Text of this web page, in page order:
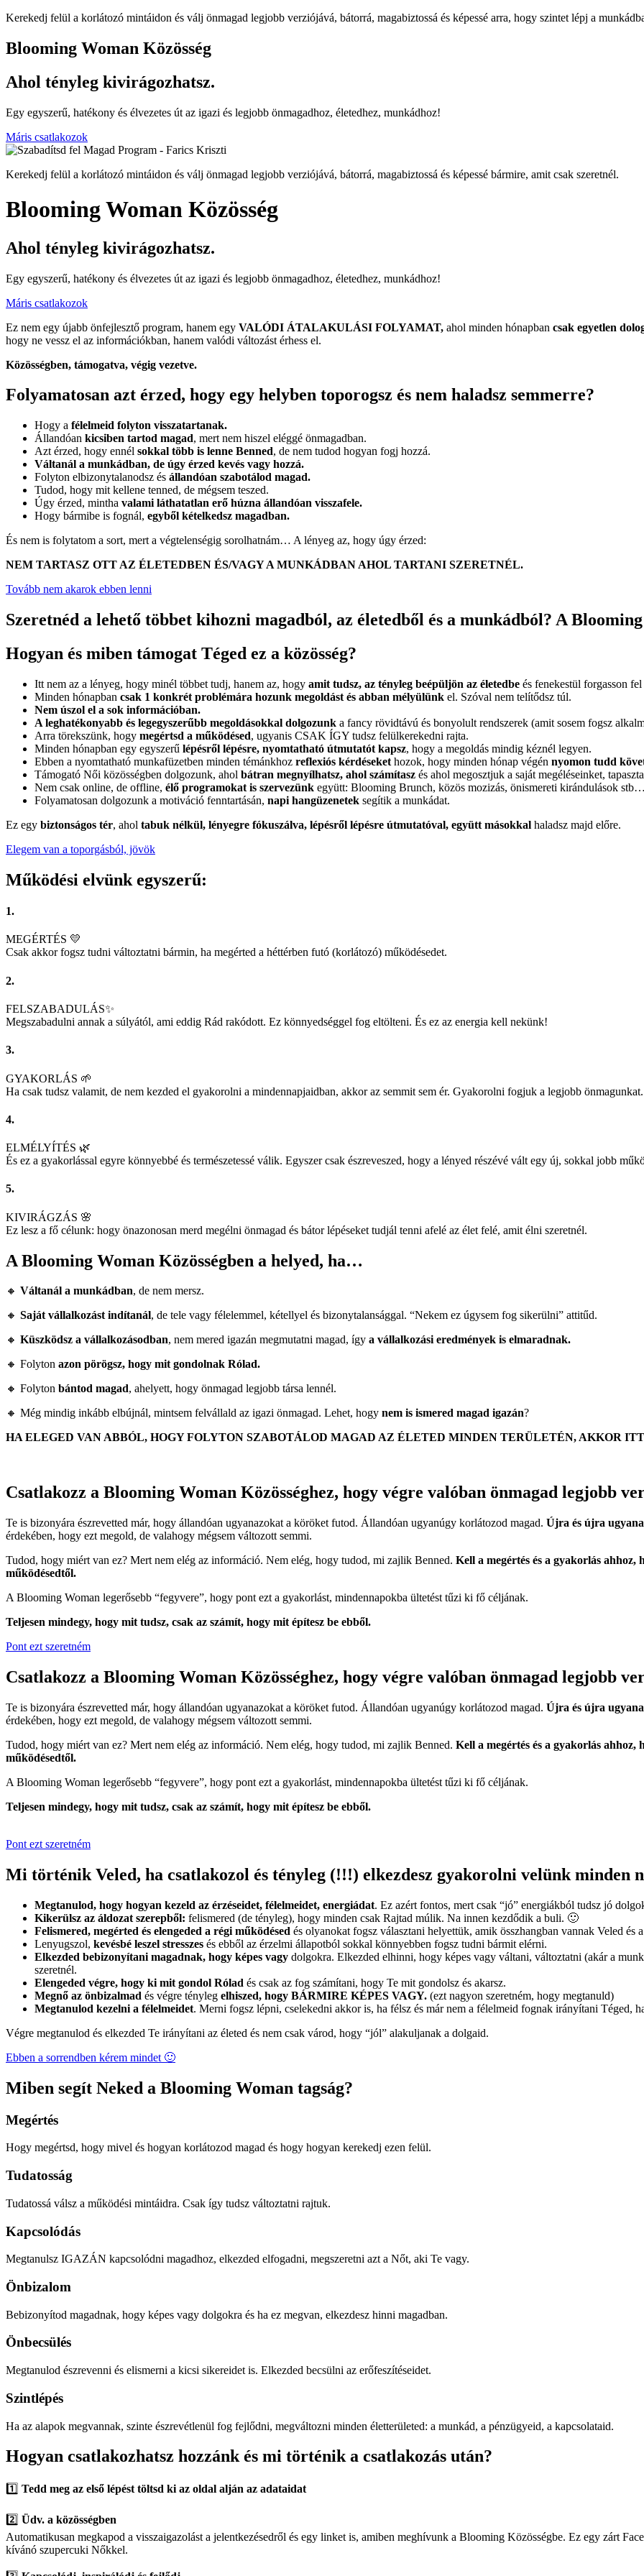
Kerekedj felül a korlátozó mintáidon és válj önmagad legjobb verziójává, bátorrá, magabiztossá és képessé arra, hogy szintet lépj a
Blooming Woman Közösség
Ahol tényleg kivirágozhatsz.
Egy egyszerű, hatékony és élvezetes út az igazi és legjobb önmagadhoz, életedhez, munkádhoz!
Máris csatlakozok
Kerekedj felül a korlátozó mintáidon és válj önmagad legjobb verziójává, bátorrá, magabiztossá és képessé bármire, amit csak szeretnél.
Blooming Woman Közösség
Ahol tényleg kivirágozhatsz.
Egy egyszerű, hatékony és élvezetes út az igazi és legjobb önmagadhoz, életedhez, munkádhoz!
Máris csatlakozok
Ez nem egy újabb önfejlesztő program, hanem egy VALÓDI ÁTALAKULÁSI FOLYAMAT, ahol minden hónapban csak egyetlen
hogy ne vessz el az információkban, hanem valódi változást érhess el.
Közösségben, támogatva, végig vezetve.
Folyamatosan azt érzed, hogy egy helyben toporogsz és nem haladsz semmerre?
Hogy a félelmeid folyton visszatartanak.
Állandóan kicsiben tartod magad, mert nem hiszel eléggé önmagadban.
Azt érzed, hogy ennél sokkal több is lenne Benned, de nem tudod hogyan fogj hozzá.
Váltanál a munkádban, de úgy érzed kevés vagy hozzá.
Folyton elbizonytalanodsz és állandóan szabotálod magad.
Tudod, hogy mit kellene tenned, de mégsem teszed.
Úgy érzed, mintha valami láthatatlan erő húzna állandóan visszafele.
Hogy bármibe is fognál, egyből kételkedsz magadban.
És nem is folytatom a sort, mert a végtelenségig sorolhatnám… A lényeg az, hogy úgy érzed:
NEM TARTASZ OTT AZ ÉLETEDBEN ÉS/VAGY A MUNKÁDBAN AHOL TARTANI SZERETNÉL.
Tovább nem akarok ebben lenni
Szeretnéd a lehető többet kihozni magadból, az életedből és a munkádból? A
Hogyan és miben támogat Téged ez a közösség?
Itt nem az a lényeg, hogy minél többet tudj, hanem az, hogy amit tudsz, az tényleg beépüljön az életedbe és fenekestül forgasson
Minden hónapban csak 1 konkrét problémára hozunk megoldást és abban mélyülünk el. Szóval nem telítődsz túl.
Nem úszol el a sok információban.
A leghatékonyabb és legegyszerűbb megoldásokkal dolgozunk a fancy rövidtávú és bonyolult rendszerek (amit sosem fogsz
Arra törekszünk, hogy megértsd a működésed, ugyanis CSAK ÍGY tudsz felülkerekedni rajta.
Minden hónapban egy egyszerű lépésről lépésre, nyomtatható útmutatót kapsz, hogy a megoldás mindig kéznél legyen.
Ebben a nyomtatható munkafüzetben minden témánkhoz reflexiós kérdéseket hozok, hogy minden hónap végén nyomon tudd
Támogató Női közösségben dolgozunk, ahol bátran megnyílhatsz, ahol számítasz és ahol megosztjuk a saját megéléseinket,
Nem csak online, de offline, élő programokat is szervezünk együtt: Blooming Brunch, közös mozizás, önismereti kirándulások stb…
Folyamatosan dolgozunk a motiváció fenntartásán, napi hangüzenetek segítik a munkádat.
Ez egy biztonságos tér, ahol tabuk nélkül, lényegre fókuszálva, lépésről lépésre útmutatóval, együtt másokkal haladsz majd előre.
Elegem van a toporgásból, jövök
Működési elvünk egyszerű:
1.
MEGÉRTÉS 💛
Csak akkor fogsz tudni változtatni bármin, ha megérted a héttérben futó (korlátozó) működésedet.
2.
FELSZABADULÁS✨
Megszabadulni annak a súlyától, ami eddig Rád rakódott. Ez könnyedséggel fog eltölteni. És ez az energia kell nekünk!
3.
GYAKORLÁS 🌱
Ha csak tudsz valamit, de nem kezded el gyakorolni a mindennapjaidban, akkor az semmit sem ér. Gyakorolni fogjuk a legjobb önmagunkat.
4.
ELMÉLYÍTÉS 🌿
És ez a gyakorlással egyre könnyebbé és természetessé válik. Egyszer csak észreveszed, hogy a lényed részévé vált egy új, sokkal jobb
5.
KIVIRÁGZÁS 🌸
Ez lesz a fő célunk: hogy önazonosan merd megélni önmagad és bátor lépéseket tudjál tenni afelé az élet felé, amit élni szeretnél.
A Blooming Woman Közösségben a helyed, ha…
🔸 Váltanál a munkádban, de nem mersz.
🔸 Saját vállalkozást indítanál, de tele vagy félelemmel, kétellyel és bizonytalansággal. “Nekem ez úgysem fog sikerülni” attitűd.
🔸 Küszködsz a vállalkozásodban, nem mered igazán megmutatni magad, így a vállalkozási eredmények is elmaradnak.
🔸 Folyton azon pörögsz, hogy mit gondolnak Rólad.
🔸 Folyton bántod magad, ahelyett, hogy önmagad legjobb társa lennél.
🔸 Még mindig inkább elbújnál, mintsem felvállald az igazi önmagad. Lehet, hogy nem is ismered magad igazán?
HA ELEGED VAN ABBÓL, HOGY FOLYTON SZABOTÁLOD MAGAD AZ ÉLETED MINDEN TERÜLETÉN, AKKOR
Csatlakozz a Blooming Woman Közösséghez, hogy végre valóban önmagad legjobb
Te is bizonyára észrevetted már, hogy állandóan ugyanazokat a köröket futod. Állandóan ugyanúgy korlátozod magad. Újra és újra
érdekében, hogy ezt megold, de valahogy mégsem változott semmi.
Tudod, hogy miért van ez? Mert nem elég az információ. Nem elég, hogy tudod, mi zajlik Benned. Kell a megértés és a gyakorlás ahhoz,
működésedtől.
A Blooming Woman legerősebb “fegyvere”, hogy pont ezt a gyakorlást, mindennapokba ültetést tűzi ki fő céljának.
Teljesen mindegy, hogy mit tudsz, csak az számít, hogy mit építesz be ebből.
Pont ezt szeretném
Csatlakozz a Blooming Woman Közösséghez, hogy végre valóban önmagad legjobb
Te is bizonyára észrevetted már, hogy állandóan ugyanazokat a köröket futod. Állandóan ugyanúgy korlátozod magad. Újra és újra
érdekében, hogy ezt megold, de valahogy mégsem változott semmi.
Tudod, hogy miért van ez? Mert nem elég az információ. Nem elég, hogy tudod, mi zajlik Benned. Kell a megértés és a gyakorlás ahhoz,
működésedtől.
A Blooming Woman legerősebb “fegyvere”, hogy pont ezt a gyakorlást, mindennapokba ültetést tűzi ki fő céljának.
Teljesen mindegy, hogy mit tudsz, csak az számít, hogy mit építesz be ebből.
Pont ezt szeretném
Mi történik Veled, ha csatlakozol és tényleg (!!!) elkezdesz gyakorolni velünk minden
Megtanulod, hogy hogyan kezeld az érzéseidet, félelmeidet, energiádat. Ez azért fontos, mert csak “jó” energiákból tudsz jó
Kikerülsz az áldozat szerepből: felismered (de tényleg), hogy minden csak Rajtad múlik. Na innen kezdődik a buli. 🙂
Felismered, megérted és elengeded a régi működésed és olyanokat fogsz választani helyettük, amik összhangban vannak Veled és
Lenyugszol, kevésbé leszel stresszes és ebből az érzelmi állapotból sokkal könnyebben fogsz tudni bármit elérni.
Elkezded bebizonyítani magadnak, hogy képes vagy dolgokra. Elkezded elhinni, hogy képes vagy váltani, változtatni (akár a
szeretnél.
Elengeded végre, hogy ki mit gondol Rólad és csak az fog számítani, hogy Te mit gondolsz és akarsz.
Megnő az önbizalmad és végre tényleg elhiszed, hogy BÁRMIRE KÉPES VAGY. (ezt nagyon szeretném, hogy megtanuld)
Megtanulod kezelni a félelmeidet. Merni fogsz lépni, cselekedni akkor is, ha félsz és már nem a félelmeid fognak irányítani Téged,
Végre megtanulod és elkezded Te irányítani az életed és nem csak várod, hogy “jól” alakuljanak a dolgaid.
Ebben a sorrendben kérem mindet 🙂
Miben segít Neked a Blooming Woman tagság?
Megértés
Hogy megértsd, hogy mivel és hogyan korlátozod magad és hogy hogyan kerekedj ezen felül.
Tudatosság
Tudatossá válsz a működési mintáidra. Csak így tudsz változtatni rajtuk.
Kapcsolódás
Megtanulsz IGAZÁN kapcsolódni magadhoz, elkezded elfogadni, megszeretni azt a Nőt, aki Te vagy.
Önbizalom
Bebizonyítod magadnak, hogy képes vagy dolgokra és ha ez megvan, elkezdesz hinni magadban.
Önbecsülés
Megtanulod észrevenni és elismerni a kicsi sikereidet is. Elkezded becsülni az erőfeszítéseidet.
Szintlépés
Ha az alapok megvannak, szinte észrevétlenül fog fejlődni, megváltozni minden életterületed: a munkád, a pénzügyeid, a kapcsolataid.
Hogyan csatlakozhatsz hozzánk és mi történik a csatlakozás után?
1️⃣ Tedd meg az első lépést töltsd ki az oldal alján az adataidat
2️⃣ Üdv. a közösségben
Automatikusan megkapod a visszaigazolást a jelentkezésedről és egy linket is, amiben meghívunk a Blooming Közösségbe. Ez egy zárt
kívánó szupercuki Nőkkel.